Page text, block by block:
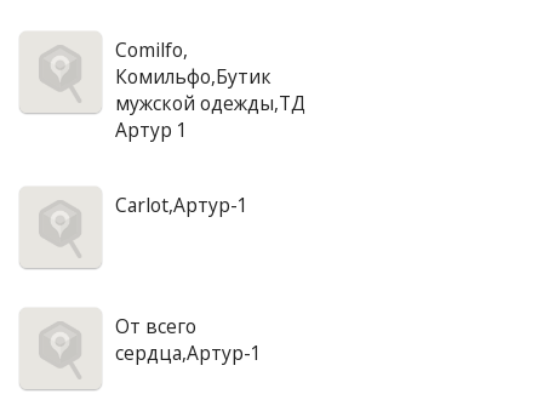
Comilfo,
Комильфо,Бутик
мужской одежды,ТД
Артур 1
Carlot,Артур-1
От всего
сердца,Артур-1